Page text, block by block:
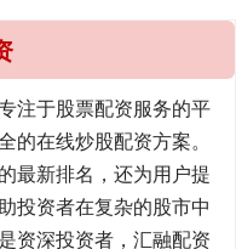
注于股票配资服务的平
的在线炒股配资方案。
最新排名，还为用户提
投资者在复杂的股市中
资深投资者，汇融配资